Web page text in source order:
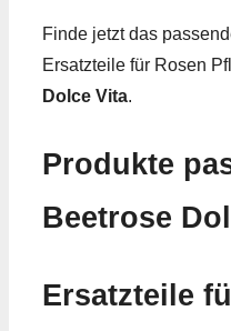
Finde jetzt das
Ersatzteile für Rosen
Dolce Vita.
Produkte
Beetrose
Ersatzteile